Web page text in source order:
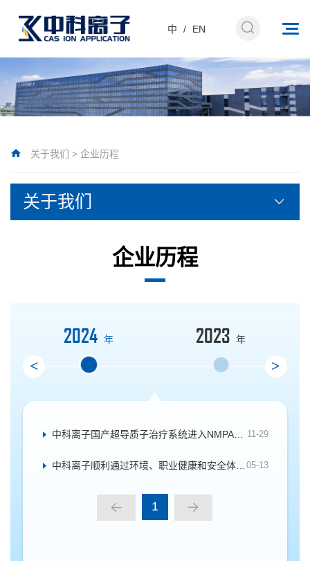
中 / EN
关于我们 > 企业历程
关于我们
企业历程
<
2024 年 2023 年
>
11-29
中科离子国产超导质子治疗系统进入NMPA创新通道
05-13
中科离子顺利通过环境、职业健康和安全体系认证
1